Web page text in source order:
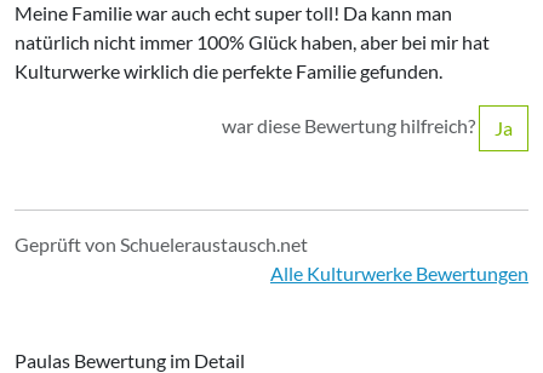
Meine Familie war auch echt super toll! Da kann man
natürlich nicht immer 100% Glück haben, aber bei mir hat
Kulturwerke wirklich die perfekte Familie gefunden.
war diese Bewertung hilfreich? Ja
Geprüft von Schueleraustausch.net
Alle Kulturwerke Bewertungen
Paulas Bewertung im Detail